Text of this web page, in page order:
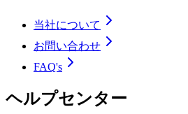
当社について
お問い合わせ
FAQ's
ヘルプセンター